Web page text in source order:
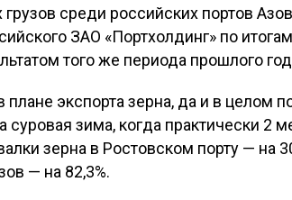
среди российских портов
ЗАО «Портхолдинг» по итогам
того же периода прошлого
экспорта зерна, да и в целом
суровая зима, когда практически 2
зерна в Ростовском порту — на
— на 82,3%.